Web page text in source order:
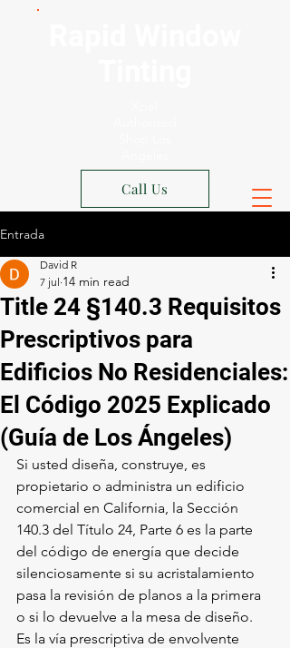
Call Us
Entrada
Title 24 §140.3 Requisitos
Prescriptivos para
Edificios No Residenciales:
El Código 2025 Explicado
(Guía de Los Ángeles)
David R
7 jul
Si usted diseña, construye, es
propietario o administra un edificio
comercial en California, la Sección
140.3 del Título 24, Parte 6 es la parte
del código de energía que decide
silenciosamente si su acristalamiento
pasa la revisión de planos a la primera
o si lo devuelve a la mesa de diseño.
Es la vía prescriptiva de envolvente